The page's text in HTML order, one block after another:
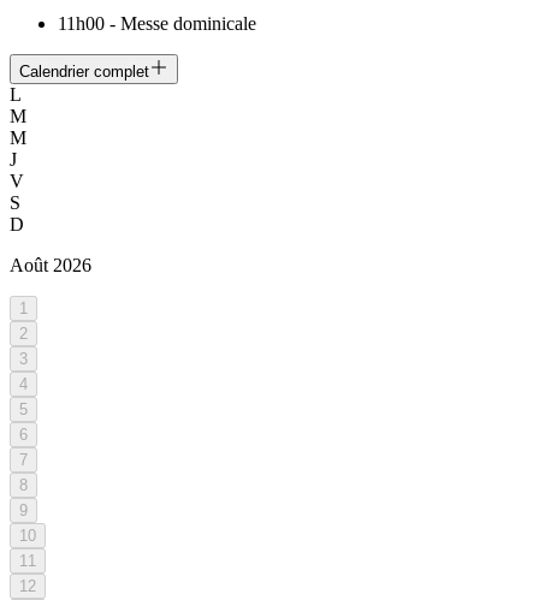
11h00 - Messe dominicale
Calendrier complet
L
M
M
J
V
S
D
Août 2026
1
2
3
4
5
6
7
8
9
10
11
12